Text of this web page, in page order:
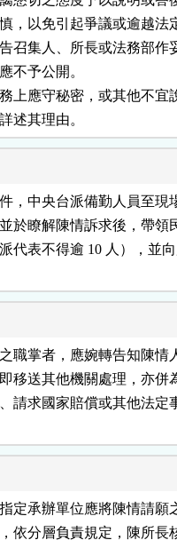
，以免引起爭議或逾越法
召集人、所長或法務部作
不予公開。
上應守秘密，或其他不宜
述其理由。
，中央台派備勤人員至現
於瞭解陳情訴求後，帶領
代表不得逾 10 人），並
職掌者，應婉轉告知陳情
移送其他機關處理，亦併
請求國家賠償或其他法定
定承辦單位應將陳情請願
依分層負責規定，陳所長